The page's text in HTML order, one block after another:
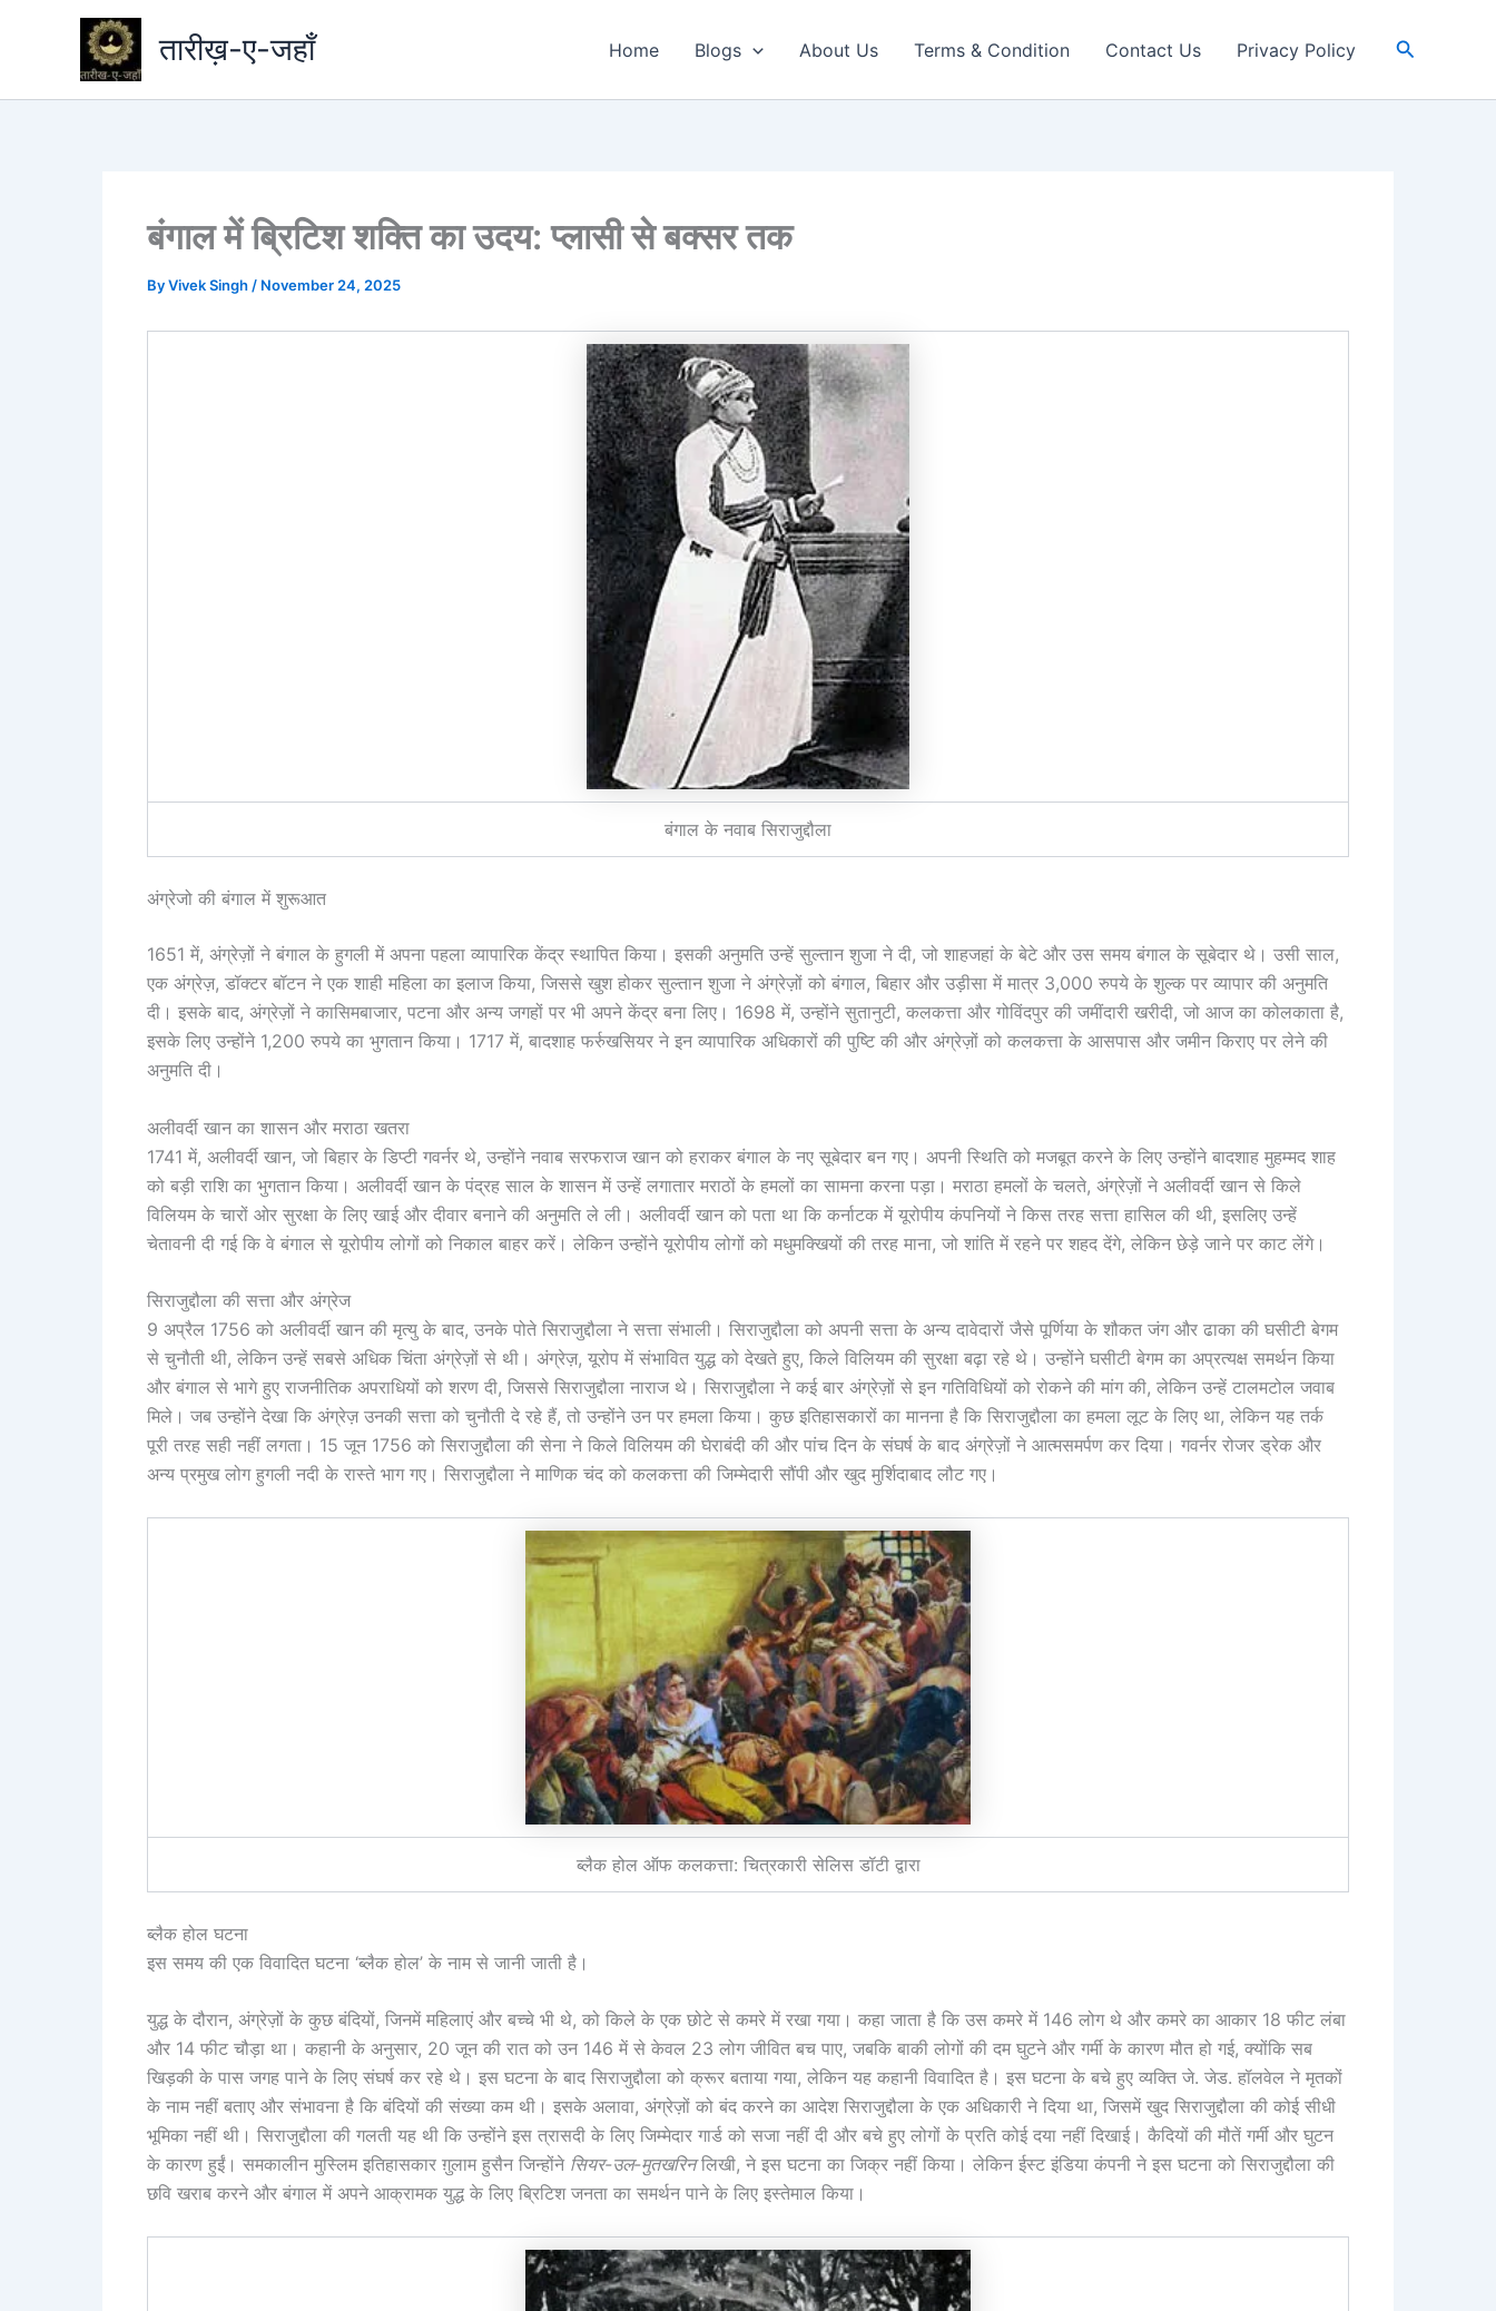
तारीख़-ए-जहाँ Home Blogs About Us Terms & Condition Contact Us Privacy Policy Search
बंगाल में ब्रिटिश शक्ति का उदय: प्लासी से बक्सर तक
ByVivek Singh / November 24, 2025
बंगाल के नवाब सिराजुद्दौला
अंग्रेजो की बंगाल में शुरूआत
1651 में, अंग्रेज़ों ने बंगाल के हुगली में अपना पहला व्यापारिक केंद्र स्थापित किया। इसकी अनुमति उन्हें सुल्तान शुजा ने दी, जो शाहजहां के बेटे और उस समय बंगाल के सूबेदार थे। उसी साल,
एक अंग्रेज़, डॉक्टर बॉटन ने एक शाही महिला का इलाज किया, जिससे खुश होकर सुल्तान शुजा ने अंग्रेज़ों को बंगाल, बिहार और उड़ीसा में मात्र 3,000 रुपये के शुल्क पर व्यापार की अनुमति
दी। इसके बाद, अंग्रेज़ों ने कासिमबाजार, पटना और अन्य जगहों पर भी अपने केंद्र बना लिए। 1698 में, उन्होंने सुतानुटी, कलकत्ता और गोविंदपुर की जमींदारी खरीदी, जो आज का कोलकाता है,
इसके लिए उन्होंने 1,200 रुपये का भुगतान किया। 1717 में, बादशाह फर्रुखसियर ने इन व्यापारिक अधिकारों की पुष्टि की और अंग्रेज़ों को कलकत्ता के आसपास और जमीन किराए पर लेने की
अनुमति दी।
अलीवर्दी खान का शासन और मराठा खतरा
1741 में, अलीवर्दी खान, जो बिहार के डिप्टी गवर्नर थे, उन्होंने नवाब सरफराज खान को हराकर बंगाल के नए सूबेदार बन गए। अपनी स्थिति को मजबूत करने के लिए उन्होंने बादशाह मुहम्मद शाह
को बड़ी राशि का भुगतान किया। अलीवर्दी खान के पंद्रह साल के शासन में उन्हें लगातार मराठों के हमलों का सामना करना पड़ा। मराठा हमलों के चलते, अंग्रेज़ों ने अलीवर्दी खान से किले
विलियम के चारों ओर सुरक्षा के लिए खाई और दीवार बनाने की अनुमति ले ली। अलीवर्दी खान को पता था कि कर्नाटक में यूरोपीय कंपनियों ने किस तरह सत्ता हासिल की थी, इसलिए उन्हें
चेतावनी दी गई कि वे बंगाल से यूरोपीय लोगों को निकाल बाहर करें। लेकिन उन्होंने यूरोपीय लोगों को मधुमक्खियों की तरह माना, जो शांति में रहने पर शहद देंगे, लेकिन छेड़े जाने पर काट लेंगे।
सिराजुद्दौला की सत्ता और अंग्रेज
9 अप्रैल 1756 को अलीवर्दी खान की मृत्यु के बाद, उनके पोते सिराजुद्दौला ने सत्ता संभाली। सिराजुद्दौला को अपनी सत्ता के अन्य दावेदारों जैसे पूर्णिया के शौकत जंग और ढाका की घसीटी बेगम
से चुनौती थी, लेकिन उन्हें सबसे अधिक चिंता अंग्रेज़ों से थी। अंग्रेज़, यूरोप में संभावित युद्ध को देखते हुए, किले विलियम की सुरक्षा बढ़ा रहे थे। उन्होंने घसीटी बेगम का अप्रत्यक्ष समर्थन किया
और बंगाल से भागे हुए राजनीतिक अपराधियों को शरण दी, जिससे सिराजुद्दौला नाराज थे। सिराजुद्दौला ने कई बार अंग्रेज़ों से इन गतिविधियों को रोकने की मांग की, लेकिन उन्हें टालमटोल जवाब
मिले। जब उन्होंने देखा कि अंग्रेज़ उनकी सत्ता को चुनौती दे रहे हैं, तो उन्होंने उन पर हमला किया। कुछ इतिहासकारों का मानना है कि सिराजुद्दौला का हमला लूट के लिए था, लेकिन यह तर्क
पूरी तरह सही नहीं लगता। 15 जून 1756 को सिराजुद्दौला की सेना ने किले विलियम की घेराबंदी की और पांच दिन के संघर्ष के बाद अंग्रेज़ों ने आत्मसमर्पण कर दिया। गवर्नर रोजर ड्रेक और
अन्य प्रमुख लोग हुगली नदी के रास्ते भाग गए। सिराजुद्दौला ने माणिक चंद को कलकत्ता की जिम्मेदारी सौंपी और खुद मुर्शिदाबाद लौट गए।
ब्लैक होल ऑफ कलकत्ता: चित्रकारी सेलिस डॉटी द्वारा
ब्लैक होल घटना
इस समय की एक विवादित घटना ‘ब्लैक होल’ के नाम से जानी जाती है।
युद्ध के दौरान, अंग्रेज़ों के कुछ बंदियों, जिनमें महिलाएं और बच्चे भी थे, को किले के एक छोटे से कमरे में रखा गया। कहा जाता है कि उस कमरे में 146 लोग थे और कमरे का आकार 18 फीट लंबा
और 14 फीट चौड़ा था। कहानी के अनुसार, 20 जून की रात को उन 146 में से केवल 23 लोग जीवित बच पाए, जबकि बाकी लोगों की दम घुटने और गर्मी के कारण मौत हो गई, क्योंकि सब
खिड़की के पास जगह पाने के लिए संघर्ष कर रहे थे। इस घटना के बाद सिराजुद्दौला को क्रूर बताया गया, लेकिन यह कहानी विवादित है। इस घटना के बचे हुए व्यक्ति जे. जेड. हॉलवेल ने मृतकों
के नाम नहीं बताए और संभावना है कि बंदियों की संख्या कम थी। इसके अलावा, अंग्रेज़ों को बंद करने का आदेश सिराजुद्दौला के एक अधिकारी ने दिया था, जिसमें खुद सिराजुद्दौला की कोई सीधी
भूमिका नहीं थी। सिराजुद्दौला की गलती यह थी कि उन्होंने इस त्रासदी के लिए जिम्मेदार गार्ड को सजा नहीं दी और बचे हुए लोगों के प्रति कोई दया नहीं दिखाई। कैदियों की मौतें गर्मी और घुटन
के कारण हुईं। समकालीन मुस्लिम इतिहासकार ग़ुलाम हुसैन जिन्होंने सियर-उल-मुतखरिनलिखी, ने इस घटना का जिक्र नहीं किया। लेकिन ईस्ट इंडिया कंपनी ने इस घटना को सिराजुद्दौला की
छवि खराब करने और बंगाल में अपने आक्रामक युद्ध के लिए ब्रिटिश जनता का समर्थन पाने के लिए इस्तेमाल किया।